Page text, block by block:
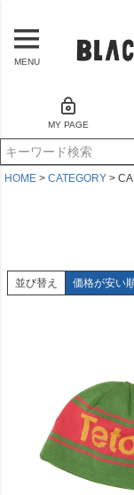
MENU
MY PAGE
HOME CATEGORY
並び替え 価格が安い